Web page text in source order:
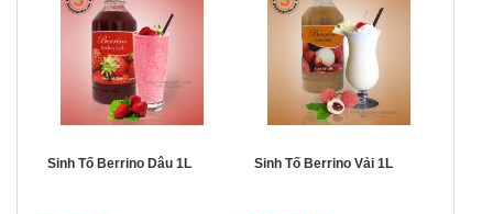
Sinh Tố Berrino Dâu 1L Sinh Tố Berrino Vải 1L